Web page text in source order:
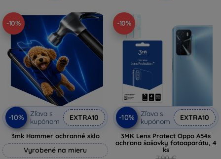
-10%
-10%
Zľava s
kupónom
EXTRA10
3mk Hammer ochranné sklo
Vyrobené na mieru
-10%
-10%
Zľava s
kupónom
EXTRA10
3MK Lens Protect Oppo A54s
ochrana šošovky fotoaparátu, 4
ks